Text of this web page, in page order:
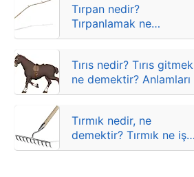
Tırpan nedir?
Tırpanlamak ne
demektir? Anlamları
Tırıs nedir? Tırıs gitmek
ne demektir? Anlamları
Tırmık nedir, ne
demektir? Tırmık ne işe
yarar?